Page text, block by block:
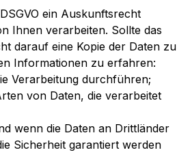
ein Auskunftsrecht
Ihnen verarbeiten. Sollte das
darauf eine Kopie der Daten zu
Informationen zu erfahren:
Verarbeitung durchführen;
von Daten, die verarbeitet
wenn die Daten an Drittländer
Sicherheit garantiert werden